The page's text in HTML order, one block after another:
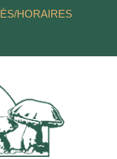
HORAIRES